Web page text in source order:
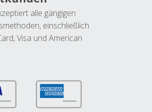
alle gängigen
einschließlich
Visa und American